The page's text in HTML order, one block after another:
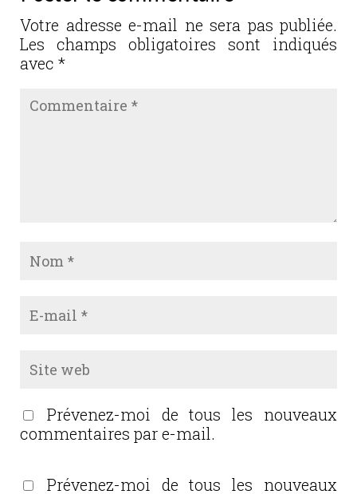
o
k
Votre adresse e-mail ne sera pas publiée.
Les champs obligatoires sont indiqués
avec *
Prévenez-moi de tous les nouveaux
commentaires par e-mail.
Prévenez-moi de tous les nouveaux